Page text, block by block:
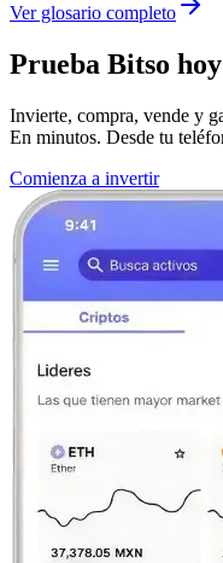
Ver glosario completo
Prueba Bitso hoy
Invierte, compra, vende y
En minutos. Desde tu
Comienza a invertir